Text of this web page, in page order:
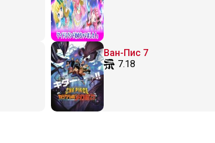
Ван-Пис 7
7.18